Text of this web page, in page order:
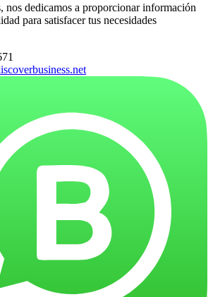
nos dedicamos a proporcionar información
para satisfacer tus necesidades